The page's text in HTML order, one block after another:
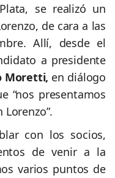
se realizó un
de cara a las
Allí, desde el
a presidente
Moretti, en diálogo
“nos presentamos
con los socios,
de venir a la
varios puntos de